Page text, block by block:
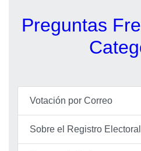
Preguntas
Votación por Correo
Sobre el Registro Electoral